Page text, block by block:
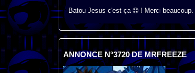
Batou Jesus c'est ça
! Merci beaucoup.
ANNONCE N°3720 DE MRFREEZE